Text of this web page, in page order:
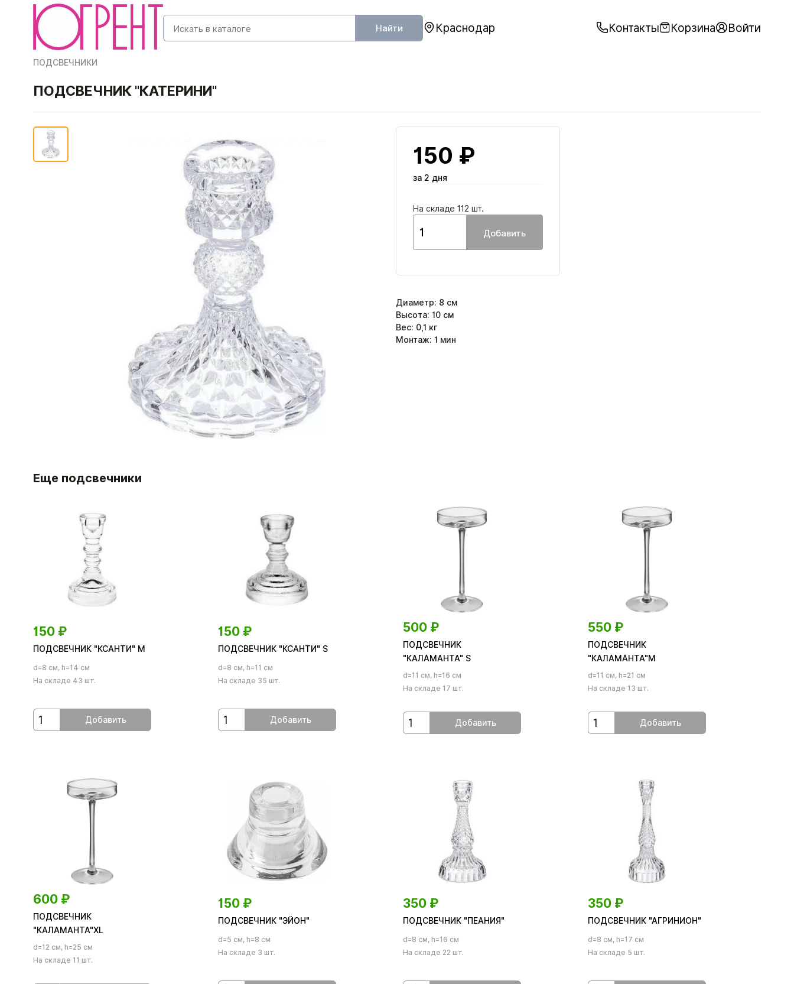
Найти Краснодар Контакты Корзина Войти
ПОДСВЕЧНИКИ
ПОДСВЕЧНИК "КАТЕРИНИ"
150 ₽
за 2 дня
На складе 112 шт.
Добавить
Диаметр: 8 см
Высота: 10 см
Вес: 0,1 кг
Монтаж: 1 мин
Еще подсвечники
150 ₽
ПОДСВЕЧНИК "КСАНТИ" М
d=8 см, h=14 см
На складе 43 шт.
Добавить
150 ₽
ПОДСВЕЧНИК "КСАНТИ" S
d=8 см, h=11 см
На складе 35 шт.
Добавить
500 ₽
ПОДСВЕЧНИК
"КАЛАМАНТА" S
d=11 см, h=16 см
На складе 17 шт.
Добавить
550 ₽
ПОДСВЕЧНИК
"КАЛАМАНТА"М
d=11 см, h=21 см
На складе 13 шт.
Добавить
600 ₽
ПОДСВЕЧНИК
"КАЛАМАНТА"XL
d=12 см, h=25 см
На складе 11 шт.
150 ₽
ПОДСВЕЧНИК "ЭЙОН"
d=5 см, h=8 см
На складе 3 шт.
350 ₽
ПОДСВЕЧНИК "ПЕАНИЯ"
d=8 см, h=16 см
На складе 22 шт.
350 ₽
ПОДСВЕЧНИК "АГРИНИОН"
d=8 см, h=17 см
На складе 5 шт.